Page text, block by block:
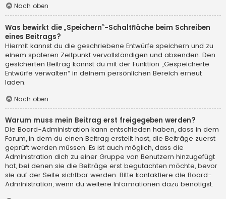
Nach oben
Was bewirkt die „Speichern“-Schaltfläche beim Schreiben
eines Beitrags?
Hiermit kannst du die geschriebene Entwürfe speichern und zu
einem späteren Zeitpunkt vervollständigen und absenden. Den
gesicherten Beitrag kannst du mit der Funktion „Gespeicherte
Entwürfe verwalten“ in deinem persönlichen Bereich erneut
laden.
Nach oben
Warum muss mein Beitrag erst freigegeben werden?
Die Board-Administration kann entschieden haben, dass in dem
Forum, in dem du einen Beitrag erstellt hast, die Beiträge zuerst
geprüft werden müssen. Es ist auch möglich, dass die
Administration dich zu einer Gruppe von Benutzern hinzugefügt
hat, bei denen sie die Beiträge erst begutachten möchte, bevor
sie auf der Seite sichtbar werden. Bitte kontaktiere die Board-
Administration, wenn du weitere Informationen dazu benötigst.